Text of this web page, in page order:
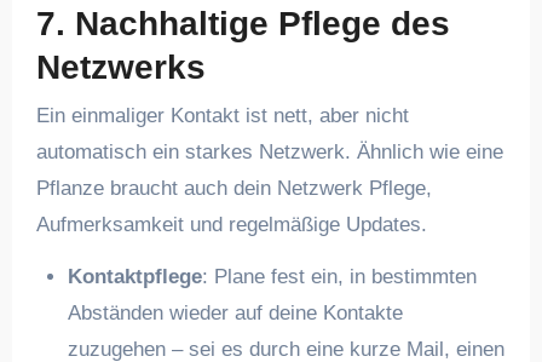
7. Nachhaltige Pflege des
Netzwerks
Ein einmaliger Kontakt ist nett, aber nicht
automatisch ein starkes Netzwerk. Ähnlich wie eine
Pflanze braucht auch dein Netzwerk Pflege,
Aufmerksamkeit und regelmäßige Updates.
Kontaktpflege: Plane fest ein, in bestimmten
Abständen wieder auf deine Kontakte
zuzugehen – sei es durch eine kurze Mail, einen